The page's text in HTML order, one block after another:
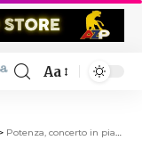
Aa
> Potenza, concerto in piazza per la Festa Europea della Musica